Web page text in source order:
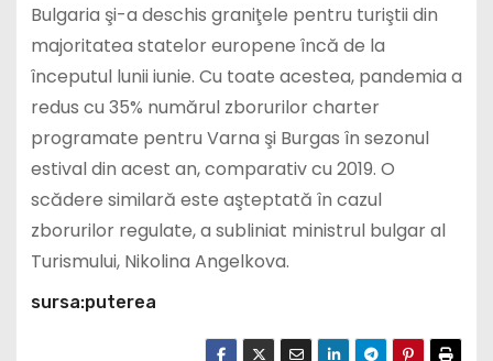
Bulgaria şi-a deschis graniţele pentru turiştii din
majoritatea statelor europene încă de la
începutul lunii iunie. Cu toate acestea, pandemia a
redus cu 35% numărul zborurilor charter
programate pentru Varna şi Burgas în sezonul
estival din acest an, comparativ cu 2019. O
scădere similară este aşteptată în cazul
zborurilor regulate, a subliniat ministrul bulgar al
Turismului, Nikolina Angelkova.
sursa:puterea